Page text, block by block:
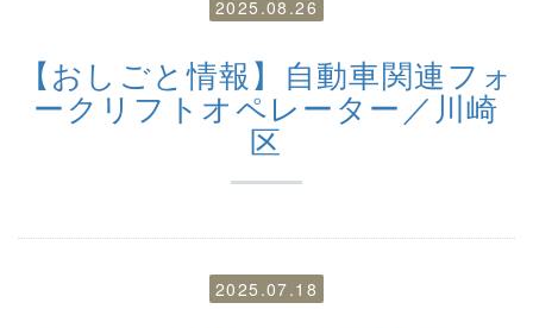
2025.08.26
【おしごと情報】自動車関連フォ
ークリフトオペレーター／川崎
区
2025.07.18